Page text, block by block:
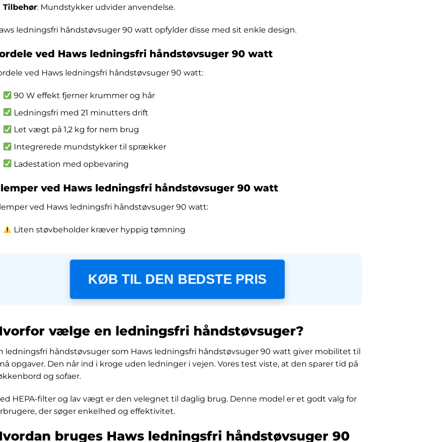
Tilbehør: Mundstykker udvider anvendelse.
ledningsfri håndstøvsuger 90 watt opfylder disse med sit enkle design.
ved Haws ledningsfri håndstøvsuger 90 watt
ved Haws ledningsfri håndstøvsuger 90 watt:
90 W effekt fjerner krummer og hår
Ledningsfri med 21 minutters drift
Let vægt på 1,2 kg for nem brug
Integrerede mundstykker til sprækker
Ladestation med opbevaring
ved Haws ledningsfri håndstøvsuger 90 watt
ved Haws ledningsfri håndstøvsuger 90 watt:
Liten støvbeholder kræver hyppig tømning
KØB TIL DEN BEDSTE PRIS
vælge en ledningsfri håndstøvsuger?
ledningsfri håndstøvsuger som Haws ledningsfri håndstøvsuger 90 watt giver mobilitet til
opgaver. Den når ind i kroge uden ledninger i vejen. Vores test viste, at den sparer tid på
og sofaer.
HEPA-filter og lav vægt er den velegnet til daglig brug. Denne model er et godt valg for
der søger enkelhed og effektivitet.
bruges Haws ledningsfri håndstøvsuger 90